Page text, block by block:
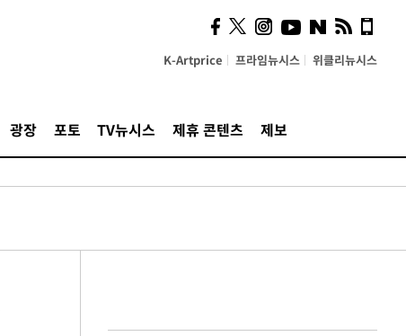
K-Artprice 프라임뉴시스 위클리뉴시스
광장 포토 TV뉴시스 제휴 콘텐츠 제보
사이 해답 찾았죠"…알을
깨고 나온 '초자아'